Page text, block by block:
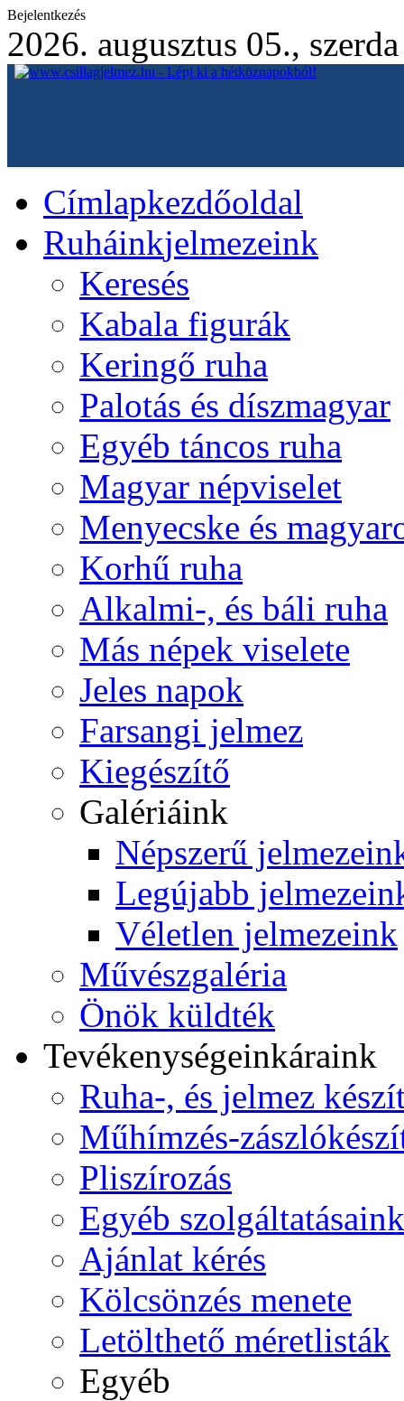
Bejelentkezés
2026. augusztus 05., szerda
Címlapkezdőoldal
Ruháinkjelmezeink
Keresés
Kabala figurák
Keringő ruha
Palotás és díszmagyar
Egyéb táncos ruha
Magyar népviselet
Menyecske és
Korhű ruha
Alkalmi-, és báli ruha
Más népek viselete
Jeles napok
Farsangi jelmez
Kiegészítő
Galériáink
Népszerű
Legújabb
Véletlen jelmezeink
Művészgaléria
Önök küldték
Tevékenységeinkáraink
Ruha-, és jelmez
Műhímzés-
Pliszírozás
Egyéb szolgáltatásaink
Ajánlat kérés
Kölcsönzés menete
Letölthető méretlisták
Egyéb